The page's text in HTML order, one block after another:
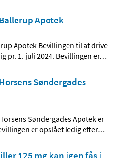
Apotek
Apotek Bevillingen til at drive
pr. 1. juli 2024. Bevillingen er…
Søndergades
Søndergades Apotek er
er opslået ledig efter…
125 mg kan igen fås i